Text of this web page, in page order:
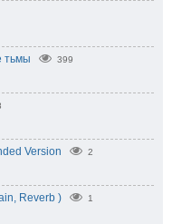
тьмы 399
Version 2
Reverb ) 1